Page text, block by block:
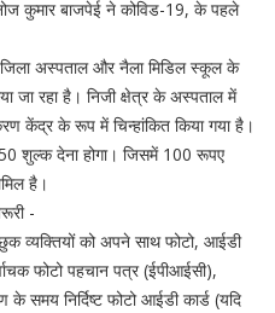
कुमार बाजपेई ने कोविड-19, के पहले
अस्पताल और नैला मिडिल स्कूल के
जा रहा है। निजी क्षेत्र के अस्पताल में
केंद्र के रूप में चिन्हांकित किया गया है।
शुल्क देना होगा। जिसमें 100 रूपए
है।
-
व्यक्तियों को अपने साथ फोटो, आईडी
फोटो पहचान पत्र (ईपीआईसी),
निर्दिष्ट फोटो आईडी कार्ड (यदि